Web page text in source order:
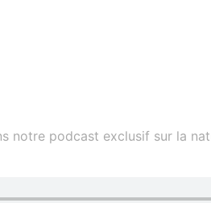
notre podcast exclusif sur la